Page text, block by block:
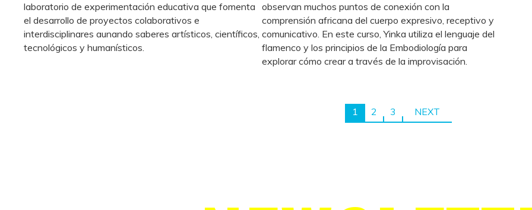
laboratorio de experimentación educativa que fomenta
el desarrollo de proyectos colaborativos e
interdisciplinares aunando saberes artísticos, científicos,
tecnológicos y humanísticos.
observan muchos puntos de conexión con la
comprensión africana del cuerpo expresivo, receptivo y
comunicativo. En este curso, Yinka utiliza el lenguaje del
flamenco y los principios de la Embodiología para
explorar cómo crear a través de la improvisación.
1 2 3 NEXT